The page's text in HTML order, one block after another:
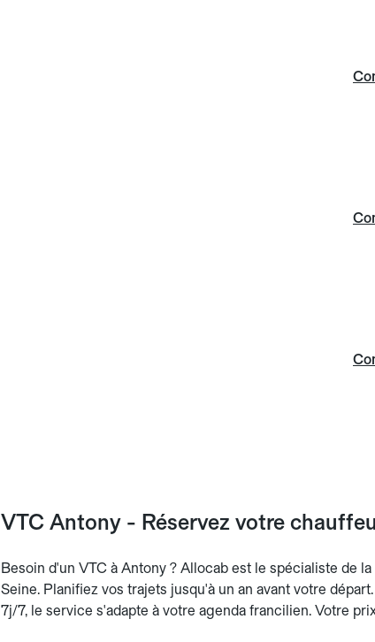
VTC Antony - Réservez votre
Besoin d'un VTC à Antony ? Allocab est le spécialiste de
Seine. Planifiez vos trajets jusqu'à un an avant votre
7j/7, le service s'adapte à votre agenda francilien. Votre